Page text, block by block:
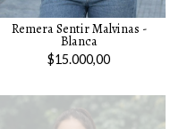
Remera Sentir Malvinas -
Blanca
$15.000,00